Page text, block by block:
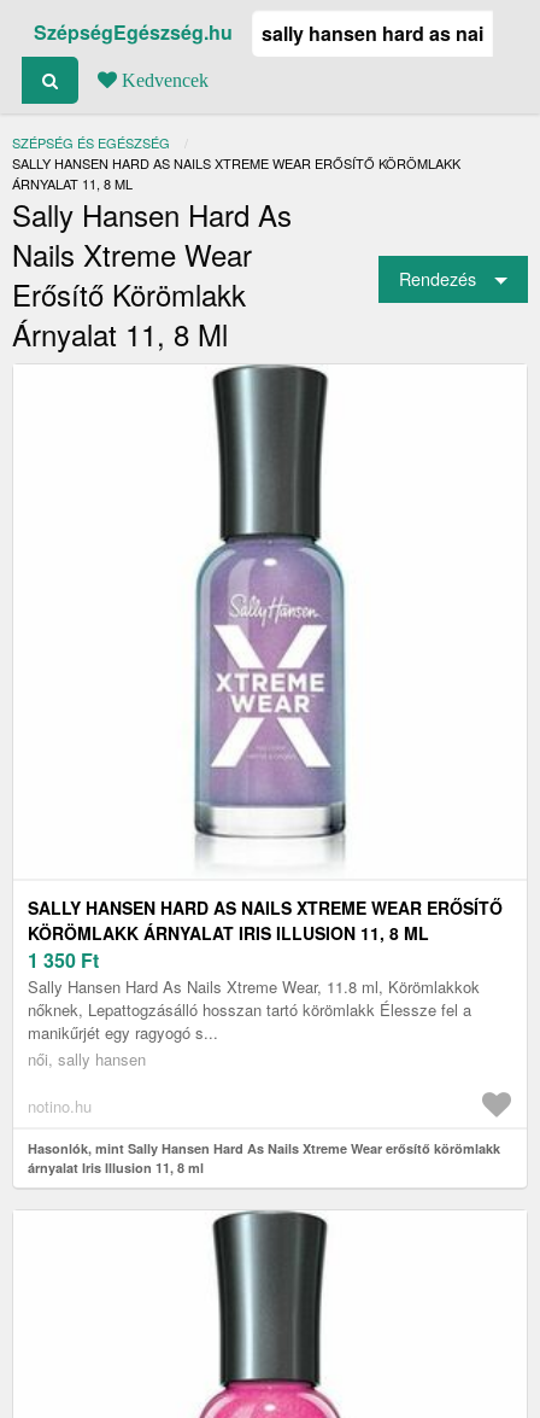
SzépségEgészség.hu
Kedvencek
SZÉPSÉG ÉS EGÉSZSÉG
JELENLEGI:
SALLY HANSEN HARD AS NAILS XTREME WEAR ERŐSÍTŐ KÖRÖMLAKK
ÁRNYALAT 11, 8 ML
Sally Hansen Hard As
Nails Xtreme Wear
Erősítő Körömlakk
Árnyalat 11, 8 Ml
Rendezés
SALLY HANSEN HARD AS NAILS XTREME WEAR ERŐSÍTŐ
KÖRÖMLAKK ÁRNYALAT IRIS ILLUSION 11, 8 ML
1 350 Ft
Sally Hansen Hard As Nails Xtreme Wear, 11.8 ml, Körömlakkok
nőknek, Lepattogzásálló hosszan tartó körömlakk Élessze fel a
manikűrjét egy ragyogó s...
női, sally hansen
notino.hu
Hasonlók, mint Sally Hansen Hard As Nails Xtreme Wear erősítő körömlakk
árnyalat Iris Illusion 11, 8 ml